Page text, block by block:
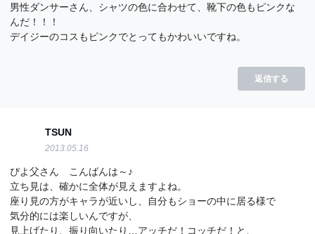
男性ダンサーさん、シャツの色に合わせて、靴下の色もピンクな
んだ！！！
デイジーのコスもピンクでとってもかわいいですね。
返信する
TSUN
2013.05.16
ぴよ父さん こんばんは～♪
立ち見は、確かに全体が見えますよね。
座り見の方がキャラが近いし、自分もショーの中に居る様で
気分的には楽しいんですが、
見上げたり、振り向いたり…アッチだ！コッチだ！と、